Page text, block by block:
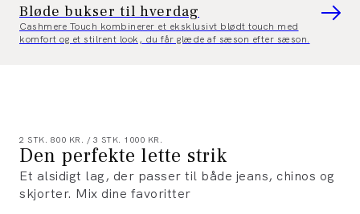
Bløde bukser til hverdag
Cashmere Touch kombinerer et eksklusivt blødt touch med
komfort og et stilrent look, du får glæde af sæson efter sæson.
2 STK. 800 KR. / 3 STK. 1000 KR.
Den perfekte lette strik
Et alsidigt lag, der passer til både jeans, chinos og
skjorter. Mix dine favoritter